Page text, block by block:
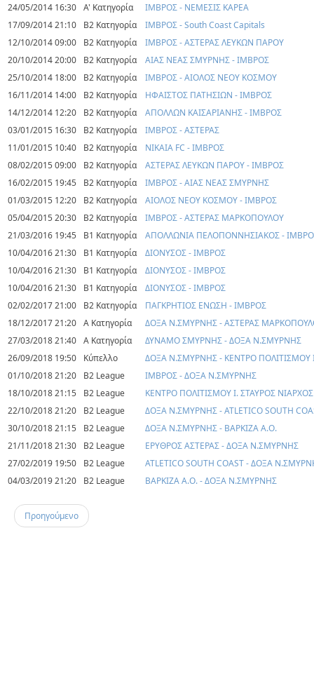
24/05/2014 16:30 Α' Κατηγορία
ΙΜΒΡΟΣ - ΝΕΜΕΣΙΣ ΚΑΡΕΑ
17/09/2014 21:10
Β2 Κατηγορία
ΙΜΒΡΟΣ - South Coast Capitals
12/10/2014 09:00
Β2 Κατηγορία
ΙΜΒΡΟΣ - ΑΣΤΕΡΑΣ ΛΕΥΚΩΝ ΠΑΡΟΥ
20/10/2014 20:00
Β2 Κατηγορία
ΑΙΑΣ ΝΕΑΣ ΣΜΥΡΝΗΣ - ΙΜΒΡΟΣ
25/10/2014 18:00
Β2 Κατηγορία
ΙΜΒΡΟΣ - ΑΙΟΛΟΣ ΝΕΟΥ ΚΟΣΜΟΥ
16/11/2014 14:00
Β2 Κατηγορία
ΗΦΑΙΣΤΟΣ ΠΑΤΗΣΙΩΝ - ΙΜΒΡΟΣ
14/12/2014 12:20
Β2 Κατηγορία
ΑΠΟΛΛΩΝ ΚΑΙΣΑΡΙΑΝΗΣ - ΙΜΒΡΟΣ
03/01/2015 16:30
Β2 Κατηγορία
ΙΜΒΡΟΣ - ΑΣΤΕΡΑΣ
11/01/2015 10:40
Β2 Κατηγορία
ΝΙΚΑΙΑ FC - ΙΜΒΡΟΣ
08/02/2015 09:00
Β2 Κατηγορία
ΑΣΤΕΡΑΣ ΛΕΥΚΩΝ ΠΑΡΟΥ - ΙΜΒΡΟΣ
16/02/2015 19:45
Β2 Κατηγορία
ΙΜΒΡΟΣ - ΑΙΑΣ ΝΕΑΣ ΣΜΥΡΝΗΣ
01/03/2015 12:20
Β2 Κατηγορία
ΑΙΟΛΟΣ ΝΕΟΥ ΚΟΣΜΟΥ - ΙΜΒΡΟΣ
05/04/2015 20:30
Β2 Κατηγορία
ΙΜΒΡΟΣ - ΑΣΤΕΡΑΣ ΜΑΡΚΟΠΟΥΛΟΥ
21/03/2016 19:45
Β1 Κατηγορία
ΑΠΟΛΛΩΝΙΑ ΠΕΛΟΠΟΝΝΗΣΙΑΚΟΣ -
10/04/2016 21:30
Β1 Κατηγορία
ΔΙΟΝΥΣΟΣ - ΙΜΒΡΟΣ
10/04/2016 21:30
Β1 Κατηγορία
ΔΙΟΝΥΣΟΣ - ΙΜΒΡΟΣ
10/04/2016 21:30
Β1 Κατηγορία
ΔΙΟΝΥΣΟΣ - ΙΜΒΡΟΣ
02/02/2017 21:00
Β2 Κατηγορία
ΠΑΓΚΡΗΤΙΟΣ ΕΝΩΣΗ - ΙΜΒΡΟΣ
18/12/2017 21:20 Α Κατηγορία
ΔΟΞΑ Ν.ΣΜΥΡΝΗΣ - ΑΣΤΕΡΑΣ
27/03/2018 21:40 Α Κατηγορία
ΔΥΝΑΜΟ ΣΜΥΡΝΗΣ - ΔΟΞΑ Ν.ΣΜΥΡΝΗΣ
26/09/2018 19:50
Κύπελλο
ΔΟΞΑ Ν.ΣΜΥΡΝΗΣ - ΚΕΝΤΡΟ ΠΟΛΙΤΙΣΜΟΥ
01/10/2018 21:20
B2 League
ΙΜΒΡΟΣ - ΔΟΞΑ Ν.ΣΜΥΡΝΗΣ
18/10/2018 21:15
B2 League
ΚΕΝΤΡΟ ΠΟΛΙΤΙΣΜΟΥ Ι. ΣΤΑΥΡΟΣ
22/10/2018 21:20
B2 League
ΔΟΞΑ Ν.ΣΜΥΡΝΗΣ - ATLETICO SOUTH
30/10/2018 21:15
B2 League
ΔΟΞΑ Ν.ΣΜΥΡΝΗΣ - ΒΑΡΚΙΖΑ Α.Ο.
21/11/2018 21:30
B2 League
ΕΡΥΘΡΟΣ ΑΣΤΕΡΑΣ - ΔΟΞΑ Ν.ΣΜΥΡΝΗΣ
27/02/2019 19:50
B2 League
ATLETICO SOUTH COAST - ΔΟΞΑ
04/03/2019 21:20
B2 League ΒΑΡΚΙΖΑ Α.Ο. - ΔΟΞΑ Ν.ΣΜΥΡΝΗΣ
Προηγούμενο